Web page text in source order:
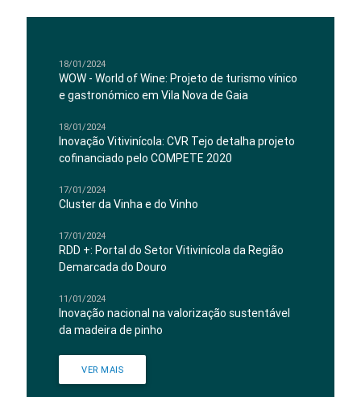
18/01/2024
WOW - World of Wine: Projeto de turismo vínico
e gastronómico em Vila Nova de Gaia
18/01/2024
Inovação Vitivinícola: CVR Tejo detalha projeto
cofinanciado pelo COMPETE 2020
17/01/2024
Cluster da Vinha e do Vinho
17/01/2024
RDD +: Portal do Setor Vitivinícola da Região
Demarcada do Douro
11/01/2024
Inovação nacional na valorização sustentável
da madeira de pinho
VER MAIS